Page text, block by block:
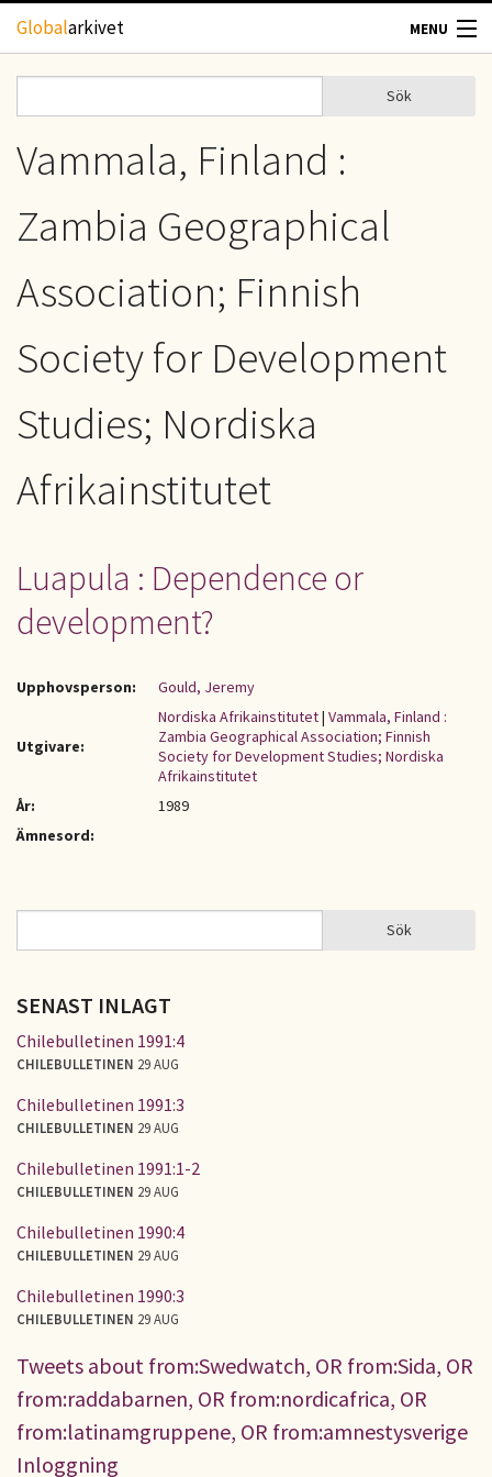
Hoppa till huvudinnehåll
Globalarkivet MENU
TIDSKRIFTER
KONTAKT
Sökformulär
Sök
Vammala, Finland :
Zambia Geographical
Association; Finnish
Society for Development
Studies; Nordiska
Afrikainstitutet
Luapula : Dependence or
development?
Upphovsperson: Gould, Jeremy
Utgivare:
Nordiska Afrikainstitutet| Vammala, Finland :
Zambia Geographical Association; Finnish
Society for Development Studies; Nordiska
Afrikainstitutet
År:
1989
Ämnesord:
SÖKFORMULÄR Sök
SENAST INLAGT
Chilebulletinen 1991:4
CHILEBULLETINEN 29 AUG
Chilebulletinen 1991:3
CHILEBULLETINEN 29 AUG
Chilebulletinen 1991:1-2
CHILEBULLETINEN 29 AUG
Chilebulletinen 1990:4
CHILEBULLETINEN 29 AUG
Chilebulletinen 1990:3
CHILEBULLETINEN 29 AUG
Tweets about from:Swedwatch, OR from:Sida, OR
from:raddabarnen, OR from:nordicafrica, OR
from:latinamgruppene, OR from:amnestysverige
Inloggning